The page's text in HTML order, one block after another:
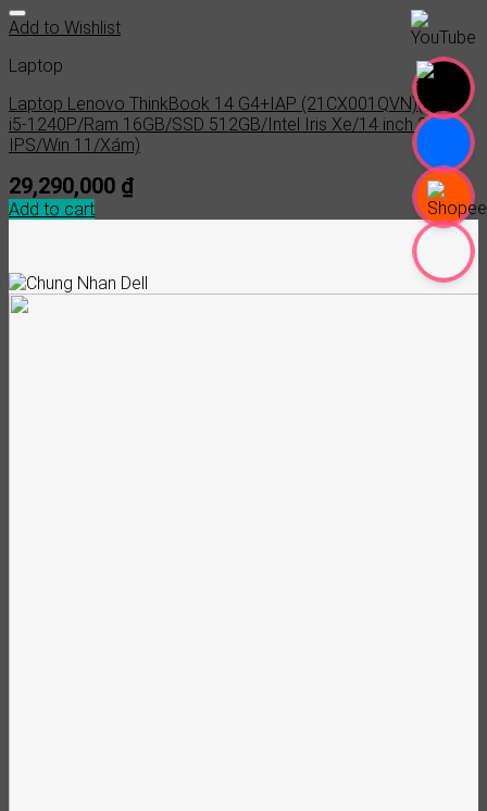
Add to Wishlist
Laptop
Laptop Lenovo ThinkBook 14 G4+IAP (21CX001QVN)(Core
i5-1240P/Ram 16GB/SSD 512GB/Intel Iris Xe/14 inch 2.8K
IPS/Win 11/Xám)
29,290,000 ₫
Add to cart